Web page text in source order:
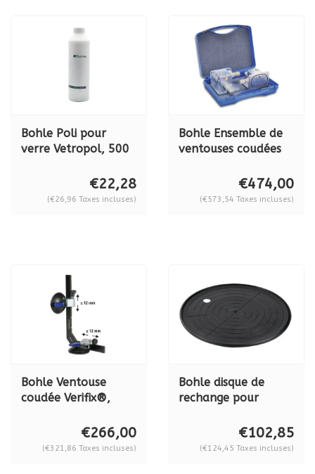
Bohle Poli pour
verre Vetropol, 500
€22,28
(€26,96 Taxes incluses)
Bohle Ensemble de
ventouses coudées
€474,00
(€573,54 Taxes incluses)
Bohle Ventouse
coudée Verifix®,
400 mm - largeur
des pattes 280 mm,
€266,00
(€321,86 Taxes incluses)
Bohle disque de
rechange pour
€102,85
(€124,45 Taxes incluses)